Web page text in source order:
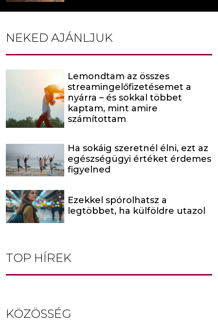
NEKED AJÁNLJUK
Lemondtam az összes
streamingelőfizetésemet a
nyárra – és sokkal többet
kaptam, mint amire
számítottam
Ha sokáig szeretnél élni, ezt az
egészségügyi értéket érdemes
figyelned
Ezekkel spórolhatsz a
legtöbbet, ha külföldre utazol
TOP HÍREK
KÖZÖSSÉG